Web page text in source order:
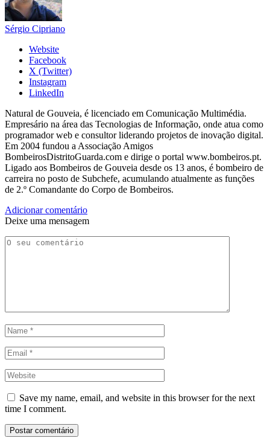
Sérgio Cipriano
Website
Facebook
X (Twitter)
Instagram
LinkedIn
Natural de Gouveia, é licenciado em Comunicação Multimédia.
Empresário na área das Tecnologias de Informação, onde atua como
programador web e consultor liderando projetos de inovação digital.
Em 2004 fundou a Associação Amigos
BombeirosDistritoGuarda.com e dirige o portal www.bombeiros.pt.
Ligado aos Bombeiros de Gouveia desde os 13 anos, é bombeiro de
carreira no posto de Subchefe, acumulando atualmente as funções
de 2.º Comandante do Corpo de Bombeiros.
Adicionar comentário
Deixe uma mensagem
Save my name, email, and website in this browser for the next
time I comment.